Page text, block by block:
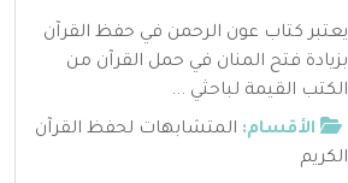
يعتبر كتاب عون الرحمن في حفظ القرآن
بزيادة فتح المنان في حمل القرآن من
الكتب القيمة لباحثي ...
الأقسام: المتشابهات لحفظ القرآن
الكريم